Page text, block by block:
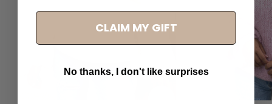
CLAIM MY GIFT
No thanks, I don't like surprises